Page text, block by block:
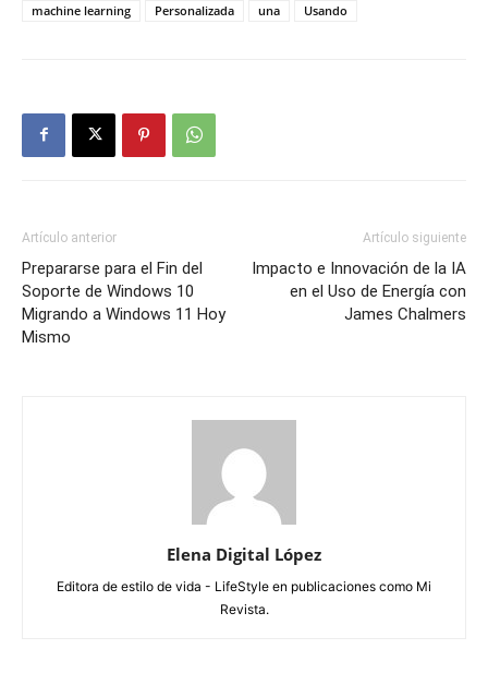
machine learning
Personalizada una Usando
Artículo anterior
Prepararse para el Fin del
Soporte de Windows 10
Migrando a Windows 11 Hoy
Mismo
Artículo siguiente
Impacto e Innovación de la IA
en el Uso de Energía con
James Chalmers
Elena Digital López
Editora de estilo de vida - LifeStyle en publicaciones como Mi
Revista.